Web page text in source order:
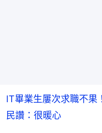
IT畢業生屢次求職不
民讚：很暖心